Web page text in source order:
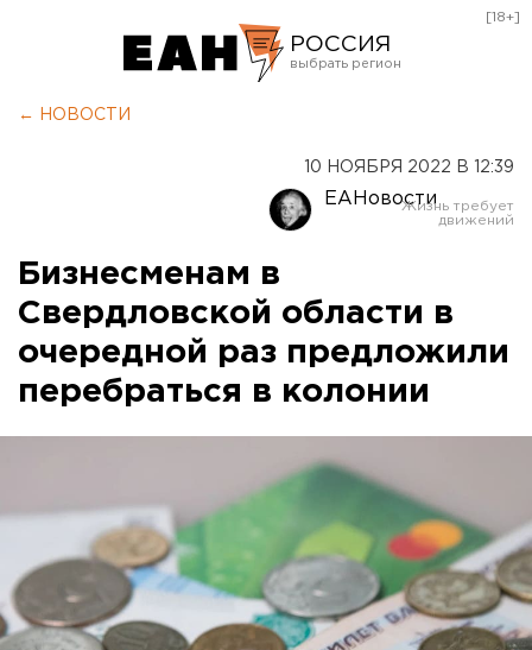
РОССИЯ
Оренбург
[18+]
← НОВОСТИ
10 НОЯБРЯ 2022 В 12:39
ЕАНовости
Бизнесменам в
Свердловской области в
очередной раз предложили
перебраться в колонии